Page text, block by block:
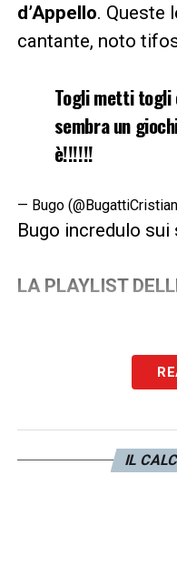
d’Appello. Queste
cantante, noto
Togli metti togli
sembra un
è!!!!!!
— Bugo
Bugo incredulo sui
LA PLAYLIST
IL